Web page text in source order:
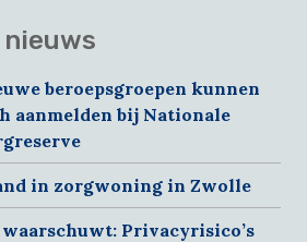
beroepsgroepen kunnen
aanmelden bij Nationale
in zorgwoning in Zwolle
waarschuwt: Privacyrisico’s